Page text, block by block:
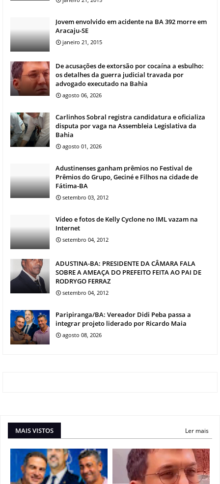
Jovem envolvido em acidente na BA 392 morre em
Aracaju-SE
janeiro 21, 2015
De acusações de extorsão por cocaína a esbulho:
os detalhes da guerra judicial travada por
advogado executado na Bahia
agosto 06, 2026
Carlinhos Sobral registra candidatura e oficializa
disputa por vaga na Assembleia Legislativa da
Bahia
agosto 01, 2026
Adustinenses ganham prêmios no Festival de
Prêmios do Grupo, Geciné e Filhos na cidade de
Fátima-BA
setembro 03, 2012
Vídeo e fotos de Kelly Cyclone no IML vazam na
Internet
setembro 04, 2012
ADUSTINA-BA: PRESIDENTE DA CÂMARA FALA
SOBRE A AMEAÇA DO PREFEITO FEITA AO PAI DE
RODRYGO FERRAZ
setembro 04, 2012
Paripiranga/BA: Vereador Didi Peba passa a
integrar projeto liderado por Ricardo Maia
agosto 08, 2026
MAIS VISTOS Ler mais